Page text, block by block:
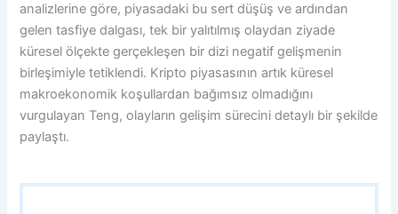
analizlerine göre, piyasadaki bu sert düşüş ve ardından
gelen tasfiye dalgası, tek bir yalıtılmış olaydan ziyade
küresel ölçekte gerçekleşen bir dizi negatif gelişmenin
birleşimiyle tetiklendi. Kripto piyasasının artık küresel
makroekonomik koşullardan bağımsız olmadığını
vurgulayan Teng, olayların gelişim sürecini detaylı bir şekilde
paylaştı.